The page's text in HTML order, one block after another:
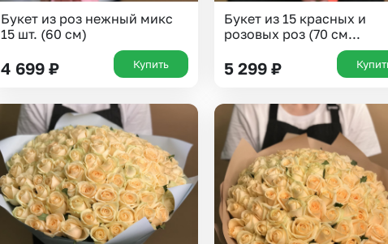
Букет из роз нежный микс
15 шт. (60 см)
4 699 ₽ Купить
Букет из 15 красных и
розовых роз (70 см...
5 299 ₽